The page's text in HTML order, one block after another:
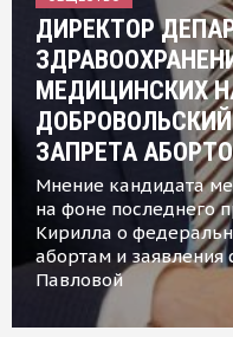
ДИРЕКТОР
МЕДИЦИНСКИХ
ЗАПРЕТА
Мнение кандидата
на фоне последнего
Кирилла о
абортам и
Павловой